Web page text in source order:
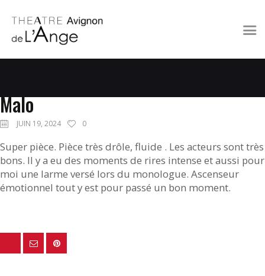
A L’AFFICHE
Malo
JUIN 19, 2024 0
Super pièce. Pièce très drôle, fluide . Les acteurs sont très
bons. Il y a eu des moments de rires intense et aussi pour
moi une larme versé lors du monologue. Ascenseur
émotionnel tout y est pour passé un bon moment.